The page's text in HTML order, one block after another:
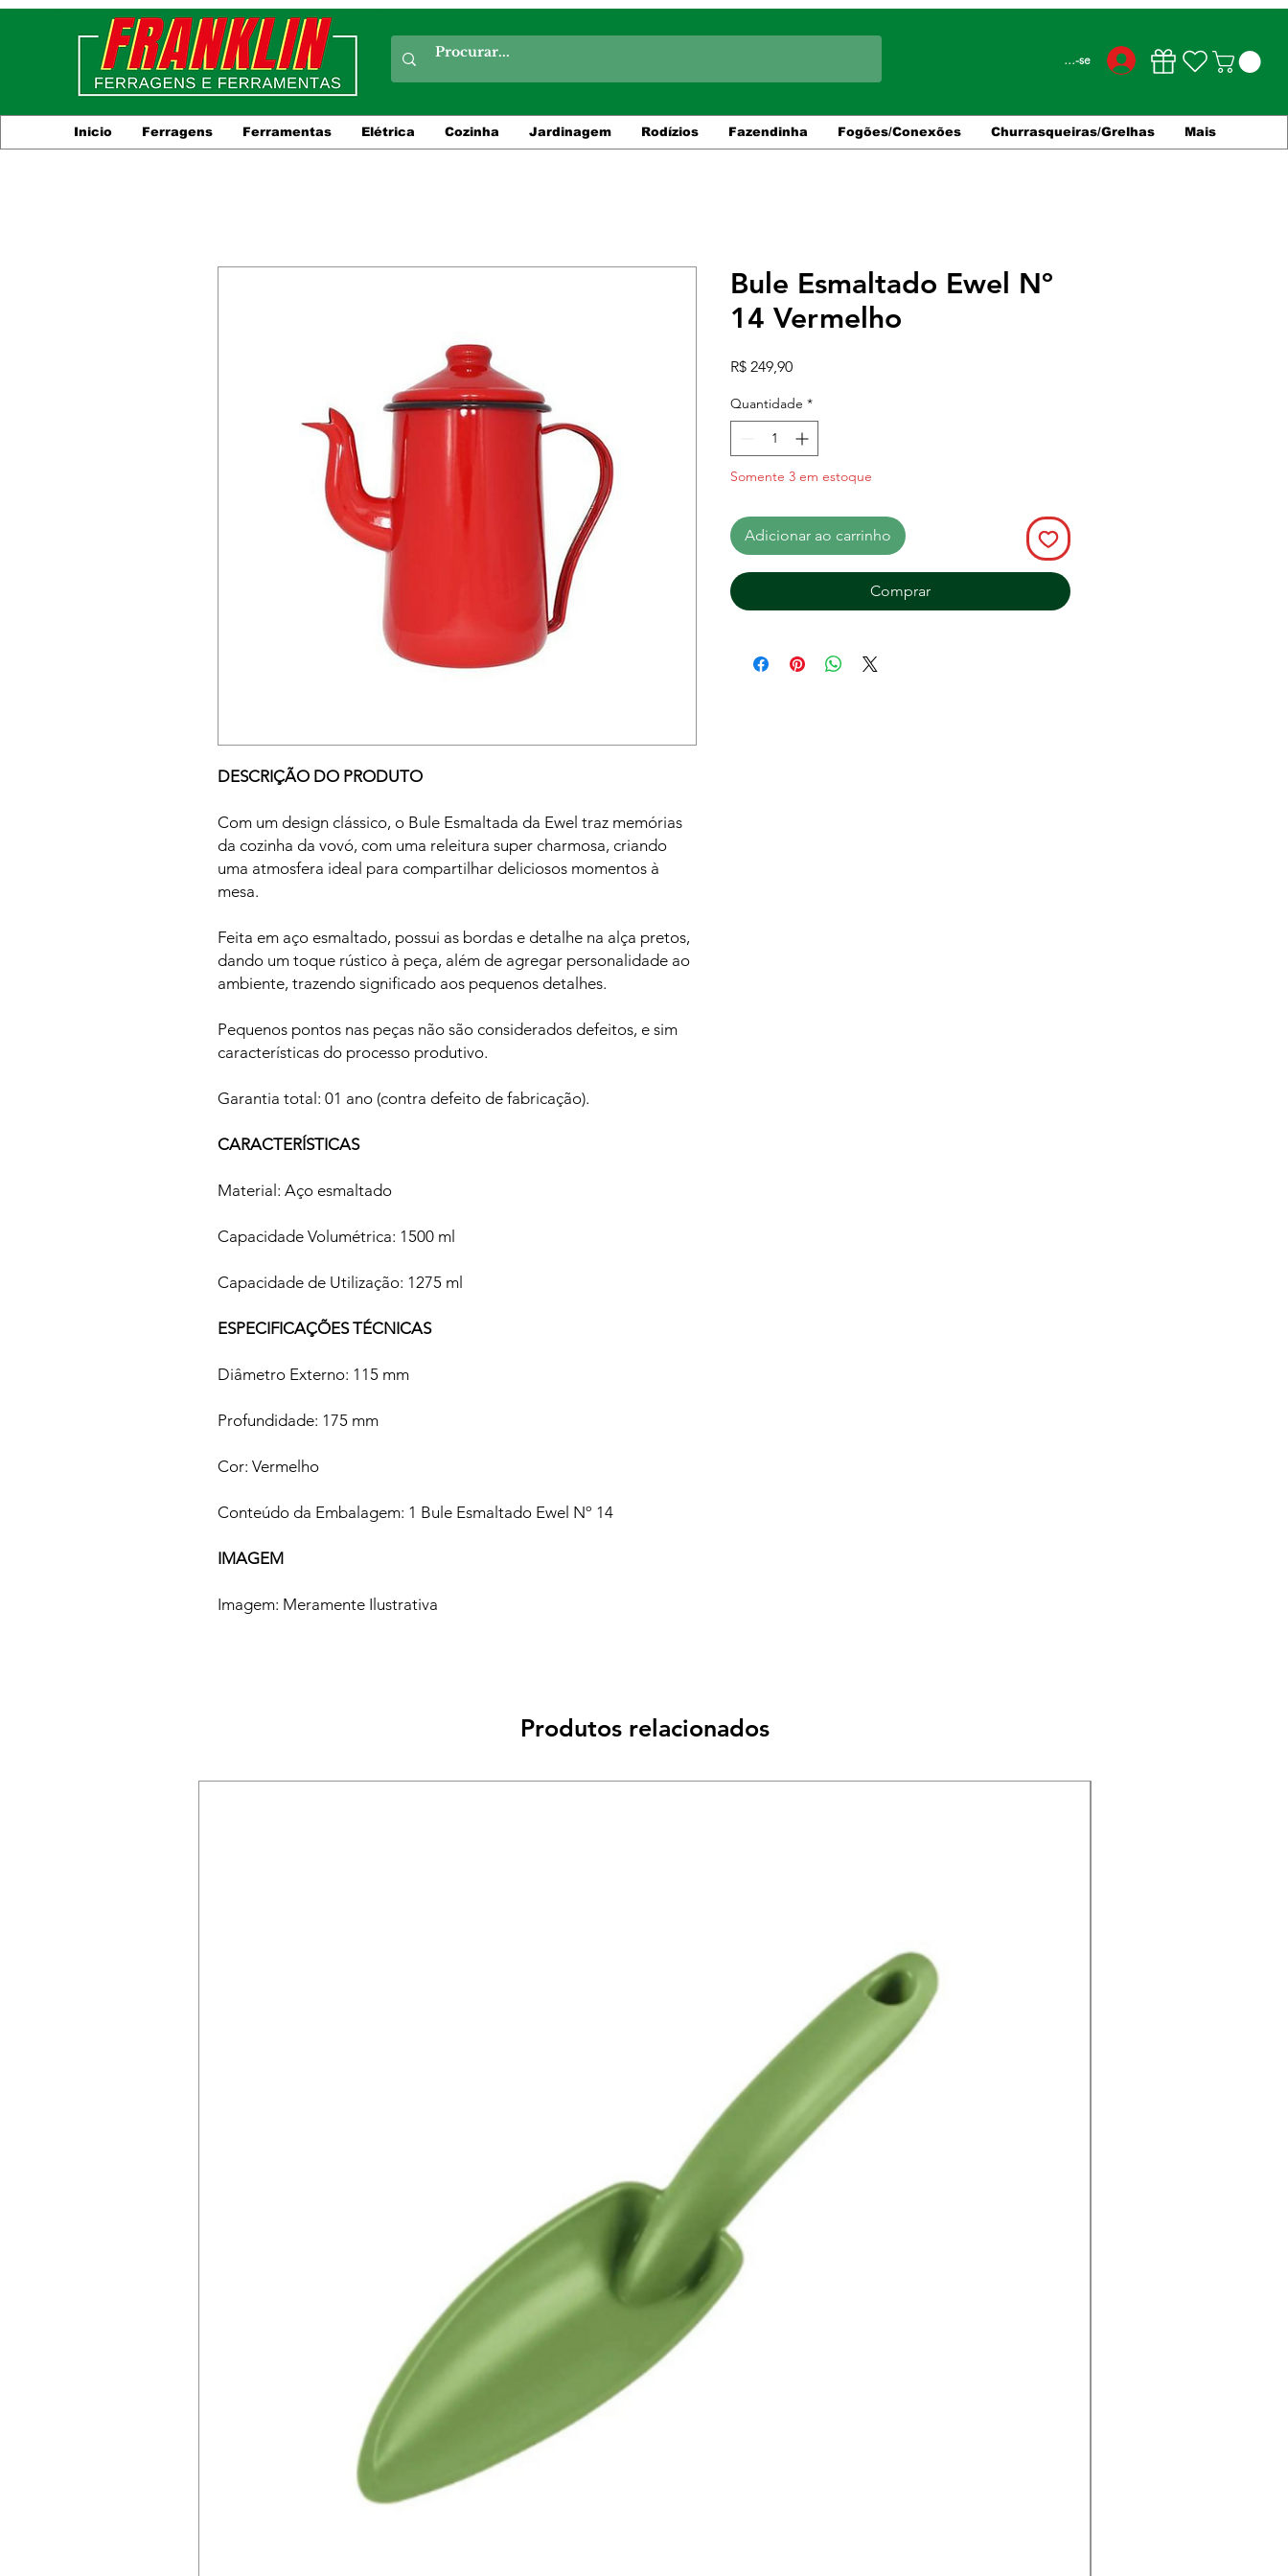
Conecte-se
Inicio Ferragens Ferramentas Elétrica Cozinha Jardinagem Rodízios Fazendinha Fogões/Conexões Churrasqueiras/Grelhas Mais
DESCRIÇÃO DO PRODUTO
Com um design clássico, o Bule Esmaltada da Ewel traz memórias
da cozinha da vovó, com uma releitura super charmosa, criando
uma atmosfera ideal para compartilhar deliciosos momentos à
mesa.
Feita em aço esmaltado, possui as bordas e detalhe na alça pretos,
dando um toque rústico à peça, além de agregar personalidade ao
ambiente, trazendo significado aos pequenos detalhes.
Pequenos pontos nas peças não são considerados defeitos, e sim
características do processo produtivo.
Garantia total: 01 ano (contra defeito de fabricação).
CARACTERÍSTICAS
Material: Aço esmaltado
Capacidade Volumétrica: 1500 ml
Capacidade de Utilização: 1275 ml
ESPECIFICAÇÕES TÉCNICAS
Diâmetro Externo: 115 mm
Profundidade: 175 mm
Cor: Vermelho
Conteúdo da Embalagem: 1 Bule Esmaltado Ewel Nº 14
IMAGEM
Imagem: Meramente Ilustrativa
Bule Esmaltado Ewel Nº
14 Vermelho
R$ 249,90Preço
Quantidade *
Somente 3 em estoque
Adicionar ao carrinho
Comprar
Produtos relacionados